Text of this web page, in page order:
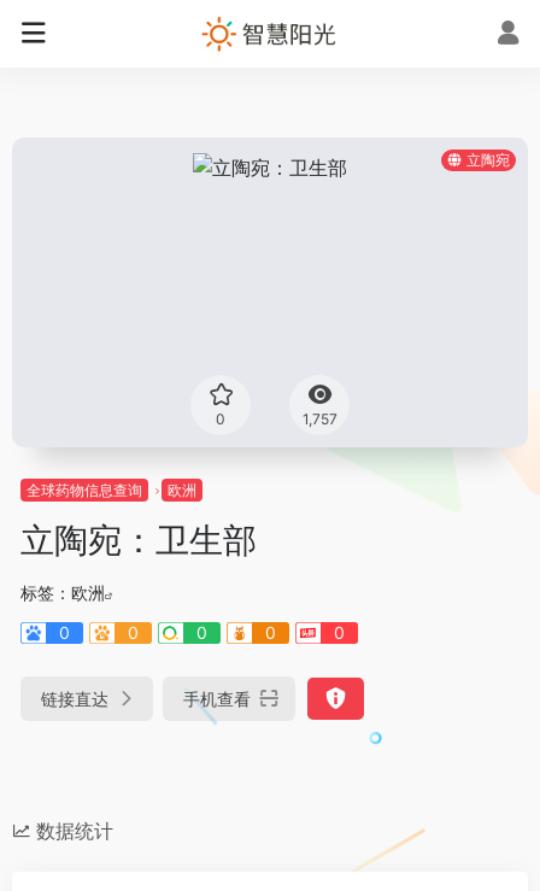
立陶宛
0 1,757
全球药物信息查询 欧洲
立陶宛：卫生部
标签： 欧洲
0
0 0 0 0
链接直达 手机查看
数据统计